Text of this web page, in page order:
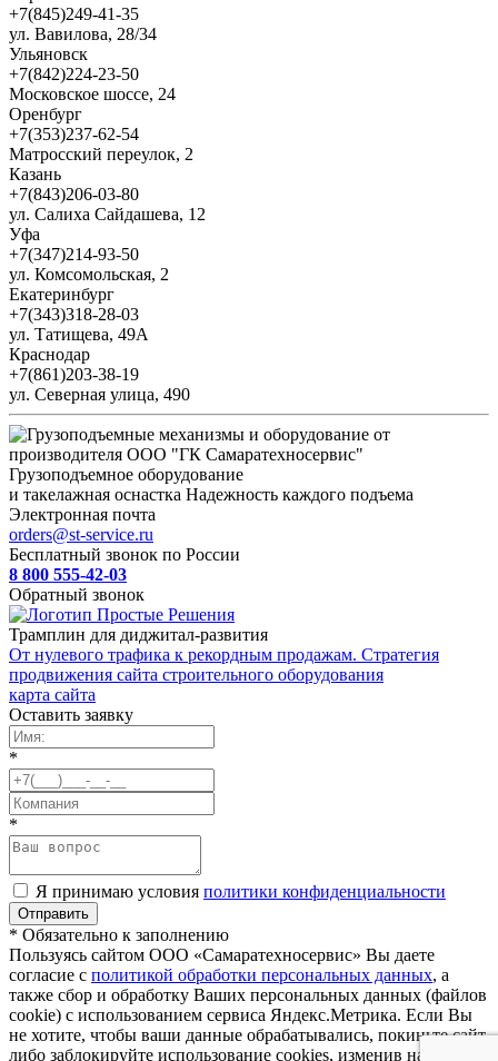
+7(845)249-41-35
ул. Вавилова, 28/34
Ульяновск
+7(842)224-23-50
Московское шоссе, 24
Оренбург
+7(353)237-62-54
Матросский переулок, 2
Казань
+7(843)206-03-80
ул. Салиха Сайдашева, 12
Уфа
+7(347)214-93-50
ул. Комсомольская, 2
Екатеринбург
+7(343)318-28-03
ул. Татищева, 49А
Краснодар
+7(861)203-38-19
ул. Северная улица, 490
Грузоподъемное оборудование
и такелажная оснастка Надежность каждого подъема
Электронная почта
orders@st-service.ru
Бесплатный звонок по России
8 800 555-42-03
Обратный звонок
Трамплин для диджитал-развития
От нулевого трафика к рекордным продажам. Стратегия
продвижения сайта строительного оборудования
карта сайта
Оставить заявку
*
*
Я принимаю условия политики конфиденциальности
* Обязательно к заполнению
Пользуясь сайтом ООО «Самаратехносервис» Вы даете
согласие с политикой обработки персональных данных, а
также сбор и обработку Ваших персональных данных (файлов
cookie) с использованием сервиса Яндекс.Метрика. Если Вы
не хотите, чтобы ваши данные обрабатывались, покиньте сайт,
либо заблокируйте использование cookies, изменив настройки